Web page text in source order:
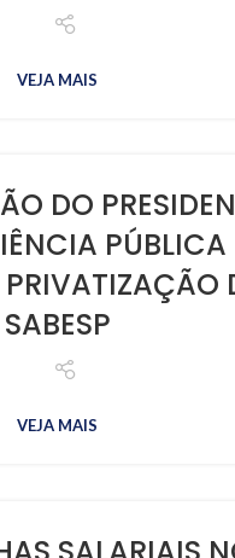
VEJA MAIS
DO
PÚBLICA
SABESP
VEJA MAIS